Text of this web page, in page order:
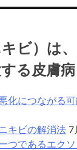
ビ）は
る皮膚病
化につながる可
キビの解消法 7
つであるエク